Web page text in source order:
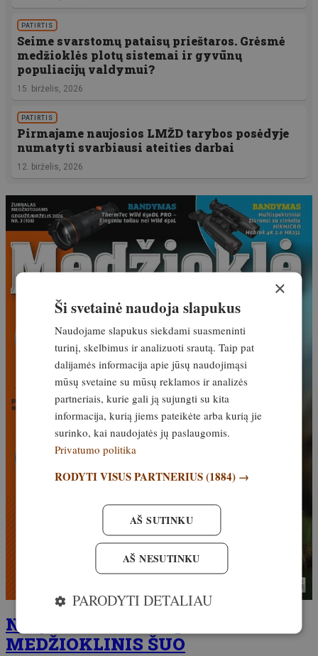
PATIRTIS
Seime svarstomų pataisų prieštaros. Grėsmė
medžioklės plotų sistemai ir gyvūnų
populiacijų valdymui?
15. birželis, 2026
PATIRTIS
Pirmajame naujosios LMŽD tarybos posėdyje
numatyti svarbiausi ateities darbai
12. birželis, 2026
Naujausias žurnalo priedas –
MEDŽIOKLINIS ŠUO
×
Ši svetainė naudoja slapukus
Naudojame slapukus siekdami suasmeninti
turinį, skelbimus ir analizuoti srautą. Taip pat
dalijamės informacija apie jūsų naudojimąsi
mūsų svetaine su mūsų reklamos ir analizės
partneriais, kurie gali ją sujungti su kita
informacija, kurią jiems pateikėte arba kurią jie
surinko, kai naudojatės jų paslaugomis.
Privatumo politika
RODYTI VISUS PARTNERIUS(1884) →
AŠ SUTINKU
AŠ NESUTINKU
PARODYTI DETALIAU